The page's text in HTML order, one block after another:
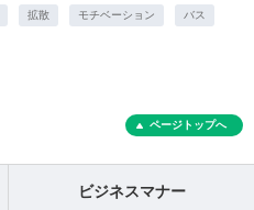
拡散 モチベーション バス
ページトップへ
ビジネスマナー